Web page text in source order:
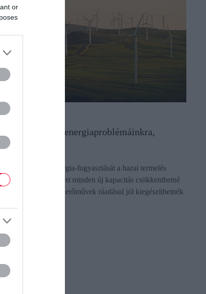
or
lehetne az energiaproblémáinkra,
élünk vele
villamosenergia-fogyasztását a hazai termelés
nem fedezi, ezért minden új kapacitás csökkenthetné
A szélerőművek ráadásul jól kiegészíthetnék